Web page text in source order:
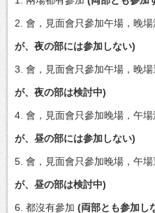
2. 會，見面會只參加午場，晚場
が、夜の部には参加しない)
3. 會，見面會只參加午場，晚場
が、夜の部は検討中)
4. 會，見面會只參加晚場，午場
が、昼の部には参加しない)
5. 會，見面會只參加晚場，午場
が、昼の部は検討中)
6. 都沒有參加 (両部とも参加し